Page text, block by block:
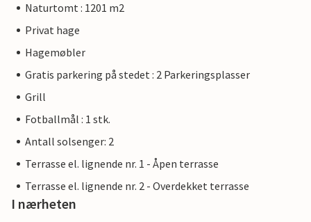
Naturtomt : 1201 m2
Privat hage
Hagemøbler
Gratis parkering på stedet : 2 Parkeringsplasser
Grill
Fotballmål : 1 stk.
Antall solsenger: 2
Terrasse el. lignende nr. 1 - Åpen terrasse
Terrasse el. lignende nr. 2 - Overdekket terrasse
I nærheten